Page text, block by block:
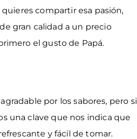
compartir esa pasión,
gran calidad a un precio
el gusto de Papá.
por los sabores, pero si
una clave que nos indica que
y fácil de tomar.